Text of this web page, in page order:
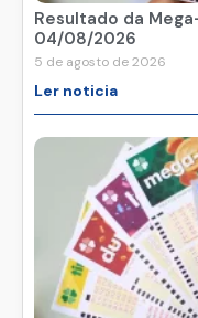
Resultado da
04/08/2026
5 de agosto de 2026
Ler noticia